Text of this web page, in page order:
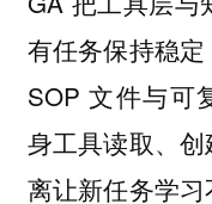
有任务保持稳
SOP 文件与可
身工具读取、
离让新任务学